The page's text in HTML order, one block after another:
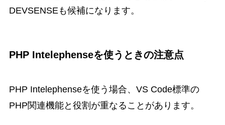
DEVSENSEも候補になります。
PHP Intelephenseを使うときの注意点
PHP Intelephenseを使う場合、VS Code標準の
PHP関連機能と役割が重なることがあります。